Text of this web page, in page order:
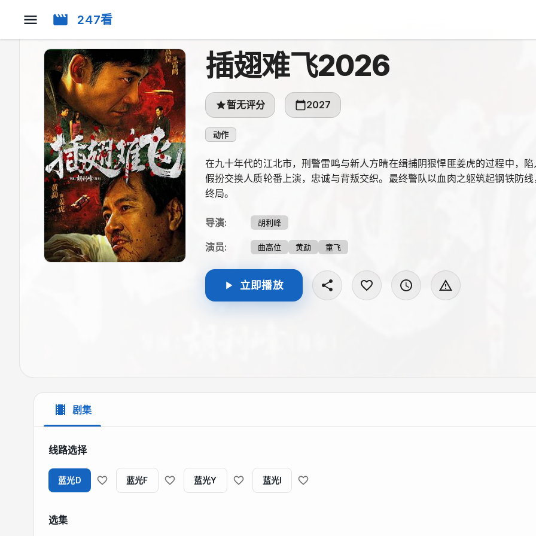
247看
插翅难飞2026
暂无评分 2027
动作
在九十年代的江北市，刑警雷鸣与新人方晴在缉捕阴狠悍匪姜虎的过程中，
假扮交换人质轮番上演，忠诚与背叛交织。最终警队以血肉之躯筑起钢铁防
终局。
导演: 胡利峰
演员: 曲高位 黄勐 童飞
立即播放
剧集
线路选择
蓝光D 蓝光F 蓝光Y 蓝光I
选集